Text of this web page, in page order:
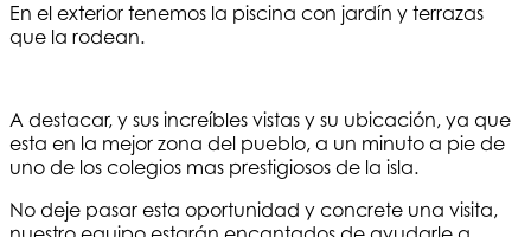
En el exterior tenemos la piscina con jardín y terrazas
que la rodean.
A destacar, y sus increíbles vistas y su ubicación, ya que
esta en la mejor zona del pueblo, a un minuto a pie de
uno de los colegios mas prestigiosos de la isla.
No deje pasar esta oportunidad y concrete una visita,